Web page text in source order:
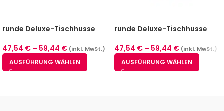
runde Deluxe-Tischhusse
47,54 € – 59,44 € (inkl. MwSt.)
AUSFÜHRUNG WÄHLEN
runde Deluxe-Tischhusse
47,54 € – 59,44 € (inkl. MwSt.)
AUSFÜHRUNG WÄHLEN